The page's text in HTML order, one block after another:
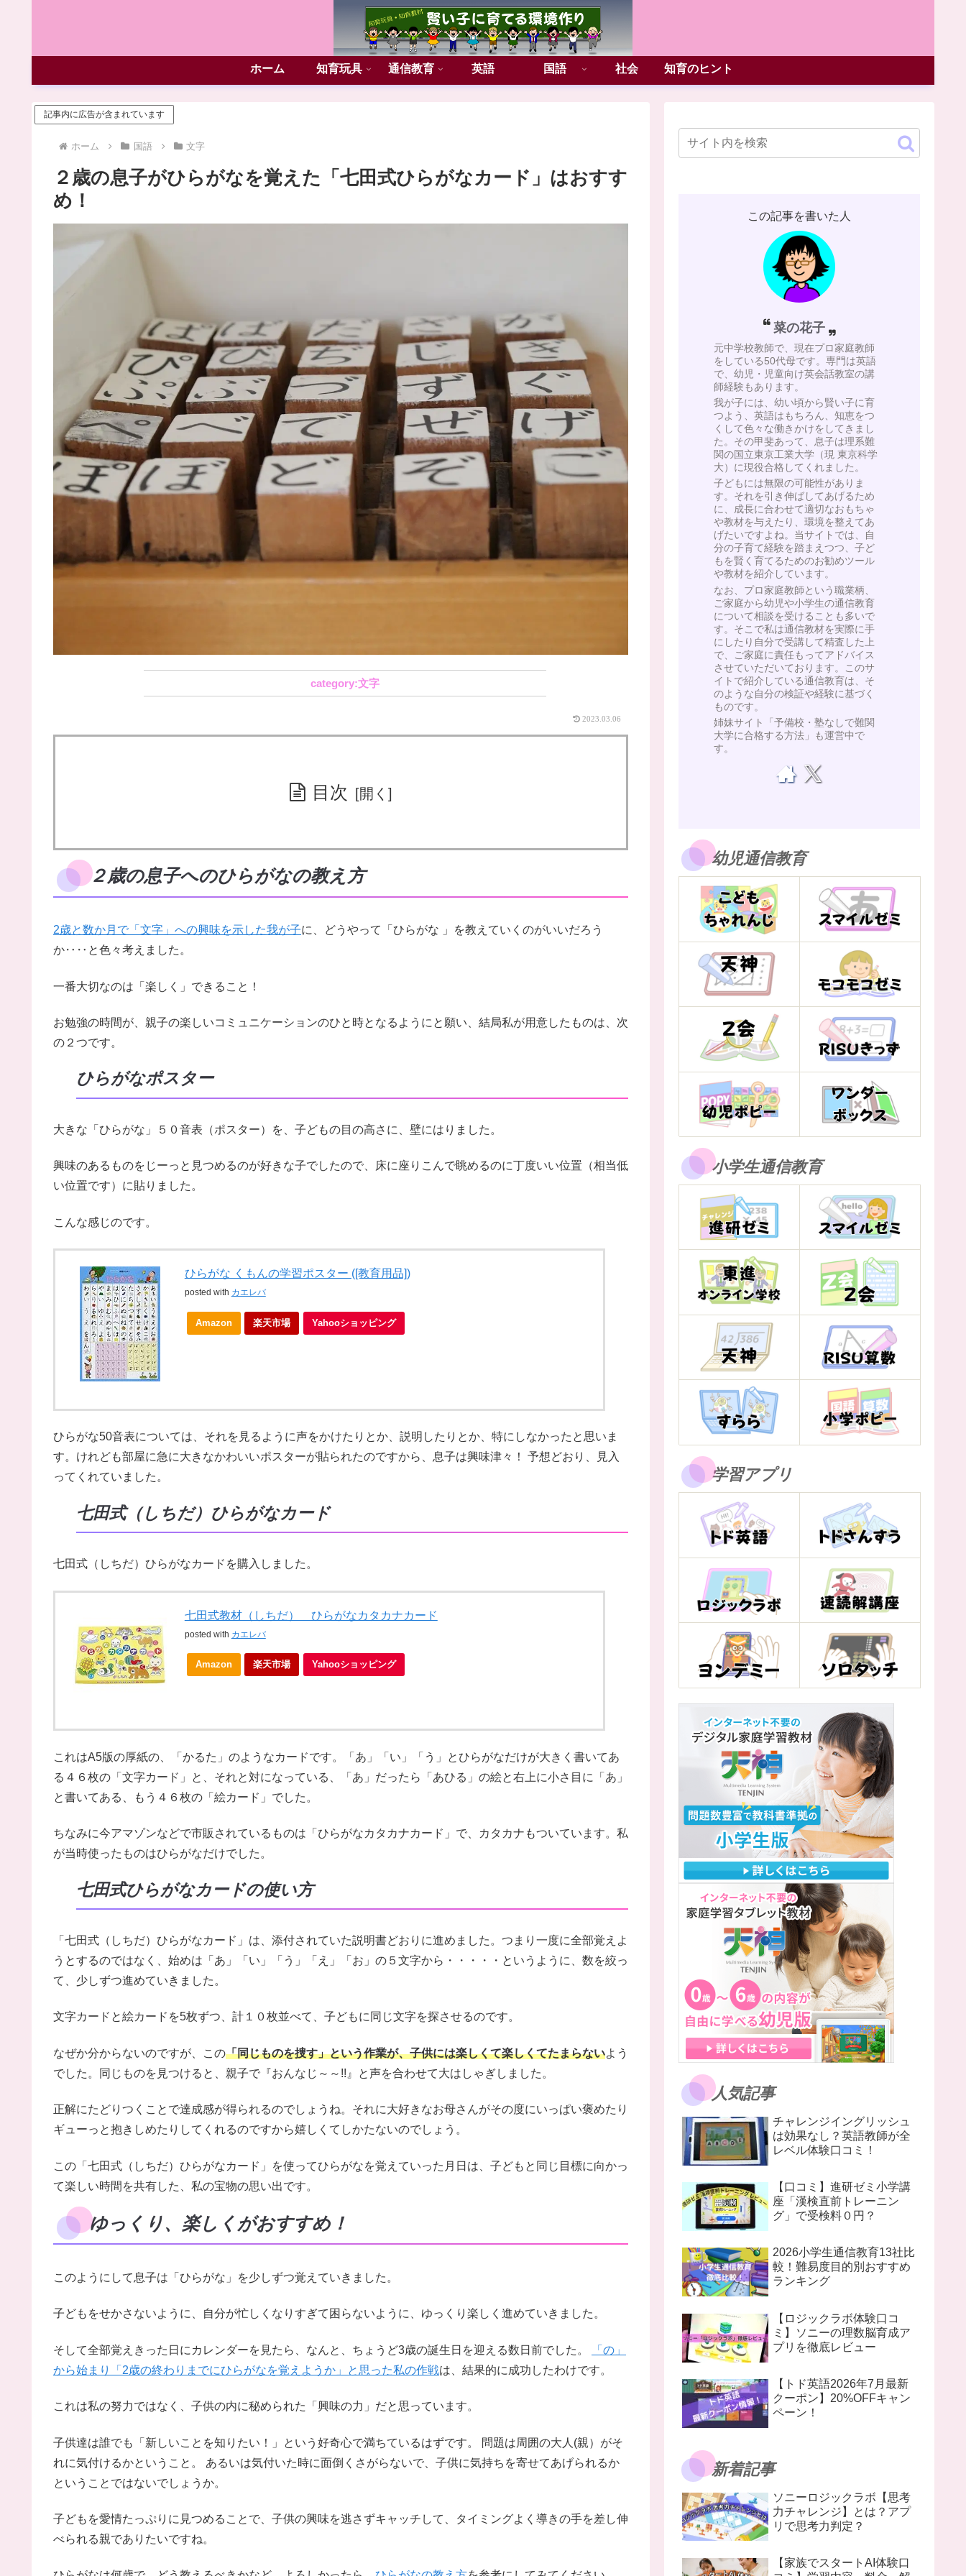
ホーム 知育玩具 通信教育 英語 国語 社会 知育のヒント
記事内に広告が含まれています
ホーム 国語 文字
２歳の息子がひらがなを覚えた「七田式ひらがなカード」はおすす
め！
文字
2023.03.06
目次
２歳の息子へのひらがなの教え方
2歳と数か月で「文字」への興味を示した我が子に、どうやって「ひらがな 」を教えていくのがいいだろう
か‥‥と色々考えました。
一番大切なのは「楽しく」できること！
お勉強の時間が、親子の楽しいコミュニケーションのひと時となるようにと願い、結局私が用意したものは、次
の２つです。
ひらがなポスター
大きな「ひらがな」５０音表（ポスター）を、子どもの目の高さに、壁にはりました。
興味のあるものをじーっと見つめるのが好きな子でしたので、床に座りこんで眺めるのに丁度いい位置（相当低
い位置です）に貼りました。
こんな感じのです。
ひらがな くもんの学習ポスター ([教育用品])
posted with カエレバ
Amazon 楽天市場 Yahooショッピング
ひらがな50音表については、それを見るように声をかけたりとか、説明したりとか、特にしなかったと思いま
す。けれども部屋に急に大きなかわいいポスターが貼られたのですから、息子は興味津々！ 予想どおり、見入
ってくれていました。
七田式（しちだ）ひらがなカード
七田式（しちだ）ひらがなカードを購入しました。
七田式教材（しちだ） ひらがなカタカナカード
posted with カエレバ
Amazon 楽天市場 Yahooショッピング
これはA5版の厚紙の、「かるた」のようなカードです。「あ」「い」「う」とひらがなだけが大きく書いてあ
る４６枚の「文字カード」と、それと対になっている、「あ」だったら「あひる」の絵と右上に小さ目に「あ」
と書いてある、もう４６枚の「絵カード」でした。
ちなみに今アマゾンなどで市販されているものは「ひらがなカタカナカード」で、カタカナもついています。私
が当時使ったものはひらがなだけでした。
七田式ひらがなカードの使い方
「七田式（しちだ）ひらがなカード」は、添付されていた説明書どおりに進めました。つまり一度に全部覚えよ
うとするのではなく、始めは「あ」「い」「う」「え」「お」の５文字から・・・・・というように、数を絞っ
て、少しずつ進めていきました。
文字カードと絵カードを5枚ずつ、計１０枚並べて、子どもに同じ文字を探させるのです。
なぜか分からないのですが、この「同じものを捜す」という作業が、子供には楽しくて楽しくてたまらないよう
でした。同じものを見つけると、親子で『おんなじ～～!!』と声を合わせて大はしゃぎしました。
正解にたどりつくことで達成感が得られるのでしょうね。それに大好きなお母さんがその度にいっぱい褒めたり
ギューっと抱きしめたりしてくれるのですから嬉しくてしかたないのでしょう。
この「七田式（しちだ）ひらがなカード」を使ってひらがなを覚えていった月日は、子どもと同じ目標に向かっ
て楽しい時間を共有した、私の宝物の思い出です。
ゆっくり、楽しくがおすすめ！
このようにして息子は「ひらがな」を少しずつ覚えていきました。
子どもをせかさないように、自分が忙しくなりすぎて困らないように、ゆっくり楽しく進めていきました。
そして全部覚えきった日にカレンダーを見たら、なんと、ちょうど3歳の誕生日を迎える数日前でした。
「の」
から始まり「2歳の終わりまでにひらがなを覚えようか」と思った私の作戦は、結果的に成功したわけです。
これは私の努力ではなく、子供の内に秘められた「興味の力」だと思っています。
子供達は誰でも「新しいことを知りたい！」という好奇心で満ちているはずです。 問題は周囲の大人(親）がそ
れに気付けるかということ。 あるいは気付いた時に面倒くさがらないで、子供に気持ちを寄せてあげられるか
ということではないでしょうか。
子どもを愛情たっぷりに見つめることで、子供の興味を逃さずキャッチして、タイミングよく導きの手を差し伸
べられる親でありたいですね。
この記事を書いた人
菜の花子
元中学校教師で、現在プロ家庭教師
をしている50代母です。専門は英語
で、幼児・児童向け英会話教室の講
師経験もあります。
我が子には、幼い頃から賢い子に育
つよう、英語はもちろん、知恵をつ
くして色々な働きかけをしてきまし
た。その甲斐あって、息子は理系難
関の国立東京工業大学（現 東京科学
大）に現役合格してくれました。
子どもには無限の可能性がありま
す。それを引き伸ばしてあげるため
に、成長に合わせて適切なおもちゃ
や教材を与えたり、環境を整えてあ
げたいですよね。当サイトでは、自
分の子育て経験を踏まえつつ、子ど
もを賢く育てるためのお勧めツール
や教材を紹介しています。
なお、プロ家庭教師という職業柄、
ご家庭から幼児や小学生の通信教育
について相談を受けることも多いで
す。そこで私は通信教材を実際に手
にしたり自分で受講して精査した上
で、ご家庭に責任もってアドバイス
させていただいております。このサ
イトで紹介している通信教育は、そ
のような自分の検証や経験に基づく
ものです。
姉妹サイト「予備校・塾なしで難関
大学に合格する方法」も運営中で
す。
幼児通信教育
小学生通信教育
学習アプリ
人気記事
チャレンジイングリッシュ
は効果なし？英語教師が全
レベル体験口コミ！
【口コミ】進研ゼミ小学講
座「漢検直前トレーニン
グ」で受検料０円？
2026小学生通信教育13社比
較！難易度目的別おすすめ
ランキング
【ロジックラボ体験口コ
ミ】ソニーの理数脳育成ア
プリを徹底レビュー
【トド英語2026年7月最新
クーポン】20%OFFキャン
ペーン！
新着記事
ソニーロジックラボ【思考
力チャレンジ】とは？アプ
リで思考力判定？
【家族でスタートAI体験口